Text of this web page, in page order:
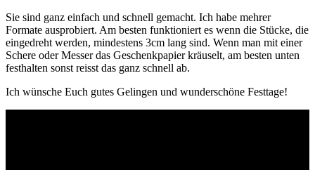
Sie sind ganz einfach und schnell gemacht. Ich habe mehrer
Formate ausprobiert. Am besten funktioniert es wenn die Stücke, die
eingedreht werden, mindestens 3cm lang sind. Wenn man mit einer
Schere oder Messer das Geschenkpapier kräuselt, am besten unten
festhalten sonst reisst das ganz schnell ab.
Ich wünsche Euch gutes Gelingen und wunderschöne Festtage!